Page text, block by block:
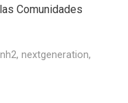
Comunidades
, nextgeneration,